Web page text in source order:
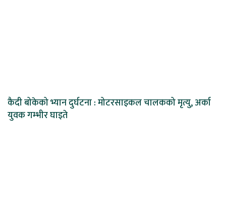
कैदी बोकेको भ्यान दुर्घटना : मोटरसाइकल चालकको मृत्यु, अर्का
युवक गम्भीर घाइते